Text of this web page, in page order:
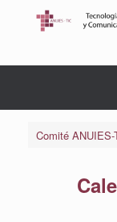
Comité ANUIES-